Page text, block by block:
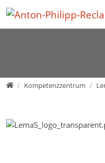
Direkt zur Hauptnavigation
Direkt zum Inhalt springen
Zur Unternavigation springen
HomeKompetenzzentrum